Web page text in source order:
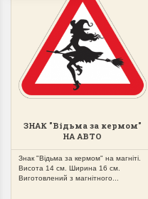
ЗНАК "Відьма за кермом"
НА АВТО
МАГНІТНИЙ,ЗЙОМНИЙ
Знак "Відьма за кермом" на магніті.
Висота 14 см. Ширина 16 см.
Виготовлений з магнітного...